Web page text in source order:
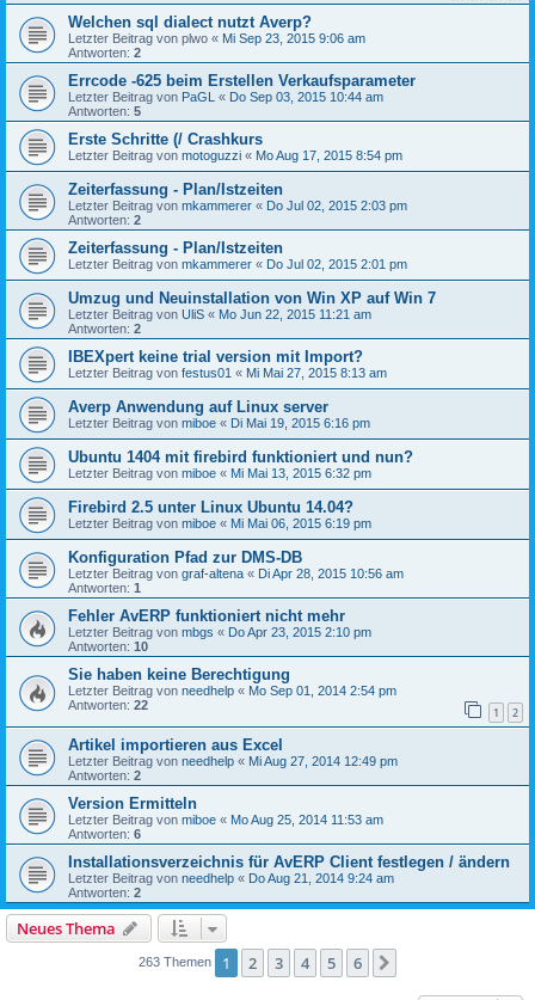
Welchen sql dialect nutzt Averp?
Letzter Beitrag von plwo « Mi Sep 23, 2015 9:06 am
Antworten: 2
Errcode -625 beim Erstellen Verkaufsparameter
Letzter Beitrag von PaGL « Do Sep 03, 2015 10:44 am
Antworten: 5
Erste Schritte (/ Crashkurs
Letzter Beitrag von motoguzzi « Mo Aug 17, 2015 8:54 pm
Zeiterfassung - Plan/Istzeiten
Letzter Beitrag von mkammerer « Do Jul 02, 2015 2:03 pm
Antworten: 2
Zeiterfassung - Plan/Istzeiten
Letzter Beitrag von mkammerer « Do Jul 02, 2015 2:01 pm
Umzug und Neuinstallation von Win XP auf Win 7
Letzter Beitrag von UliS « Mo Jun 22, 2015 11:21 am
Antworten: 2
IBEXpert keine trial version mit Import?
Letzter Beitrag von festus01 « Mi Mai 27, 2015 8:13 am
Averp Anwendung auf Linux server
Letzter Beitrag von miboe « Di Mai 19, 2015 6:16 pm
Ubuntu 1404 mit firebird funktioniert und nun?
Letzter Beitrag von miboe « Mi Mai 13, 2015 6:32 pm
Firebird 2.5 unter Linux Ubuntu 14.04?
Letzter Beitrag von miboe « Mi Mai 06, 2015 6:19 pm
Konfiguration Pfad zur DMS-DB
Letzter Beitrag von graf-altena « Di Apr 28, 2015 10:56 am
Antworten: 1
Fehler AvERP funktioniert nicht mehr
Letzter Beitrag von mbgs « Do Apr 23, 2015 2:10 pm
Antworten: 10
Sie haben keine Berechtigung
Letzter Beitrag von needhelp « Mo Sep 01, 2014 2:54 pm
Antworten: 22 1 2
Artikel importieren aus Excel
Letzter Beitrag von needhelp « Mi Aug 27, 2014 12:49 pm
Antworten: 2
Version Ermitteln
Letzter Beitrag von miboe « Mo Aug 25, 2014 11:53 am
Antworten: 6
Installationsverzeichnis für AvERP Client festlegen / ändern
Letzter Beitrag von needhelp « Do Aug 21, 2014 9:24 am
Antworten: 2
Neues Thema
263 Themen 1 2 3 4 5 6